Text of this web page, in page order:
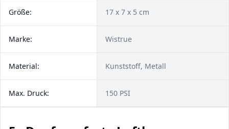
Größe: 17 x 7 x 5 cm
Marke: ‎Wistrue
Material: Kunststoff, Metall
Max. Druck: 150 PSI